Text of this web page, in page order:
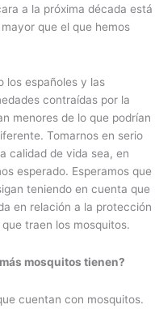
a la próxima década está
que el que hemos
los españoles y las
contraídas por la
menores de lo que podrían
Tomarnos en serio
calidad de vida sea, en
esperado. Esperamos que
teniendo en cuenta que
en relación a la protección
traen los mosquitos.
mosquitos tienen?
cuentan con mosquitos.